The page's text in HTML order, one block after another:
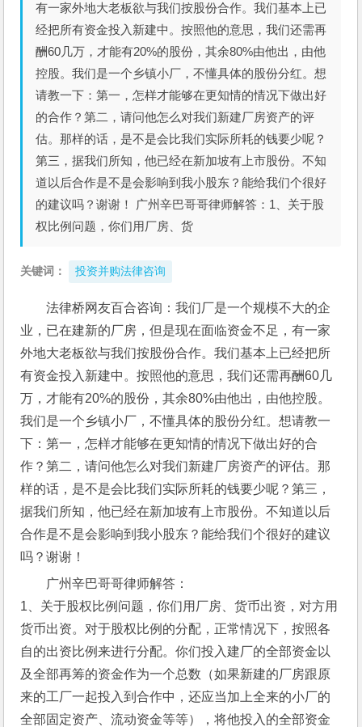
有一家外地大老板欲与我们按股份合作。我们基本上已
经把所有资金投入新建中。按照他的意思，我们还需再
酬60几万，才能有20%的股份，其余80%由他出，由他
控股。我们是一个乡镇小厂，不懂具体的股份分红。想
请教一下：第一，怎样才能够在更知情的情况下做出好
的合作？第二，请问他怎么对我们新建厂房资产的评
估。那样的话，是不是会比我们实际所耗的钱要少呢？
第三，据我们所知，他已经在新加坡有上市股份。不知
道以后合作是不是会影响到我小股东？能给我们个很好
的建议吗？谢谢！ 广州辛巴哥哥律师解答：1、关于股
权比例问题，你们用厂房、货
关键词： 投资并购法律咨询
法律桥网友百合咨询：我们厂是一个规模不大的企
业，已在建新的厂房，但是现在面临资金不足，有一家
外地大老板欲与我们按股份合作。我们基本上已经把所
有资金投入新建中。按照他的意思，我们还需再酬60几
万，才能有20%的股份，其余80%由他出，由他控股。
我们是一个乡镇小厂，不懂具体的股份分红。想请教一
下：第一，怎样才能够在更知情的情况下做出好的合
作？第二，请问他怎么对我们新建厂房资产的评估。那
样的话，是不是会比我们实际所耗的钱要少呢？第三，
据我们所知，他已经在新加坡有上市股份。不知道以后
合作是不是会影响到我小股东？能给我们个很好的建议
吗？谢谢！
广州辛巴哥哥律师解答：
1、关于股权比例问题，你们用厂房、货币出资，对方用
货币出资。对于股权比例的分配，正常情况下，按照各
自的出资比例来进行分配。你们投入建厂的全部资金以
及全部再筹的资金作为一个总数（如果新建的厂房跟原
来的工厂一起投入到合作中，还应当加上全来的小厂的
全部固定资产、流动资金等等），将他投入的全部资金